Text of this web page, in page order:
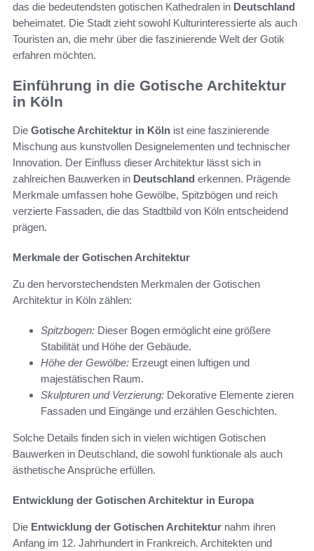
das die bedeutendsten gotischen Kathedralen in Deutschland
beheimatet. Die Stadt zieht sowohl Kulturinteressierte als auch
Touristen an, die mehr über die faszinierende Welt der Gotik
erfahren möchten.
Einführung in die Gotische Architektur
in Köln
Die Gotische Architektur in Köln ist eine faszinierende
Mischung aus kunstvollen Designelementen und technischer
Innovation. Der Einfluss dieser Architektur lässt sich in
zahlreichen Bauwerken in Deutschland erkennen. Prägende
Merkmale umfassen hohe Gewölbe, Spitzbögen und reich
verzierte Fassaden, die das Stadtbild von Köln entscheidend
prägen.
Merkmale der Gotischen Architektur
Zu den hervorstechendsten Merkmalen der Gotischen
Architektur in Köln zählen:
Spitzbogen: Dieser Bogen ermöglicht eine größere
Stabilität und Höhe der Gebäude.
Höhe der Gewölbe: Erzeugt einen luftigen und
majestätischen Raum.
Skulpturen und Verzierung: Dekorative Elemente zieren
Fassaden und Eingänge und erzählen Geschichten.
Solche Details finden sich in vielen wichtigen Gotischen
Bauwerken in Deutschland, die sowohl funktionale als auch
ästhetische Ansprüche erfüllen.
Entwicklung der Gotischen Architektur in Europa
Die Entwicklung der Gotischen Architektur nahm ihren
Anfang im 12. Jahrhundert in Frankreich. Architekten und